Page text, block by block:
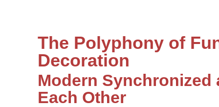
The Polyphony of
Decoration
Modern Synchronized
Each Other